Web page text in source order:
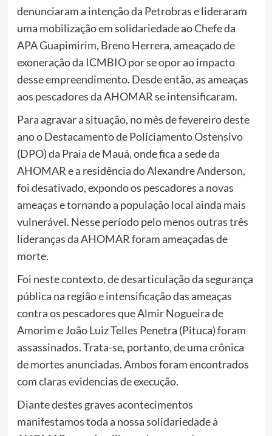
denunciaram a intenção da Petrobras e lideraram
uma mobilização em solidariedade ao Chefe da
APA Guapimirim, Breno Herrera, ameaçado de
exoneração da ICMBIO por se opor ao impacto
desse empreendimento. Desde então, as ameaças
aos pescadores da AHOMAR se intensificaram.
Para agravar a situação, no mês de fevereiro deste
ano o Destacamento de Policiamento Ostensivo
(DPO) da Praia de Mauá, onde fica a sede da
AHOMAR e a residência do Alexandre Anderson,
foi desativado, expondo os pescadores a novas
ameaças e tornando a população local ainda mais
vulnerável. Nesse período pelo menos outras três
lideranças da AHOMAR foram ameaçadas de
morte.
Foi neste contexto, de desarticulação da segurança
pública na região e intensificação das ameaças
contra os pescadores que Almir Nogueira de
Amorim e João Luiz Telles Penetra (Pituca) foram
assassinados. Trata-se, portanto, de uma crônica
de mortes anunciadas. Ambos foram encontrados
com claras evidencias de execução.
Diante destes graves acontecimentos
manifestamos toda a nossa solidariedade à